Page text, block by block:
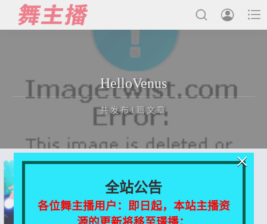



最新发布
主播合集
充值&解压说明
用户中心
HelloVenus
共发布1篇文章
正在为您加载新内容
全站公告
各位舞主播用户：即日起，本站主播资
×